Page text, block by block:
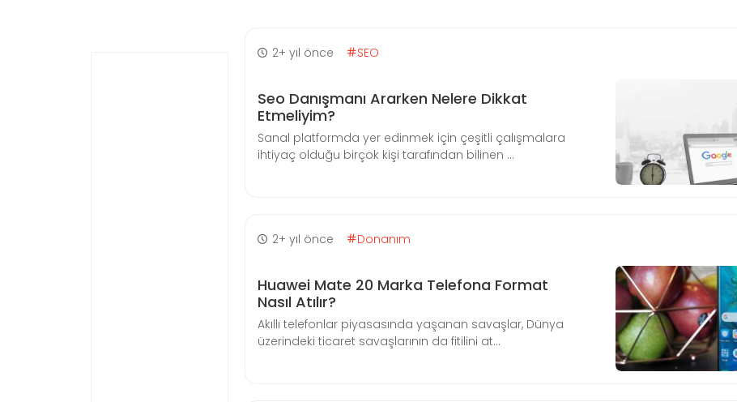
2+ yıl önce SEO
Seo Danışmanı Ararken Nelere Dikkat
Etmeliyim?
Sanal platformda yer edinmek için çeşitli çalışmalara
ihtiyaç olduğu birçok kişi tarafından bilinen ...
2+ yıl önce Donanım
Huawei Mate 20 Marka Telefona Format
Nasıl Atılır?
Akıllı telefonlar piyasasında yaşanan savaşlar, Dünya
üzerindeki ticaret savaşlarının da fitilini at...